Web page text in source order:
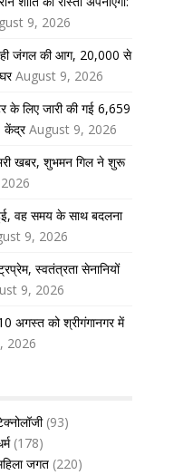
9, 2026
जंगल की आग, 20,000 से
August 9, 2026
के लिए जारी की गई 6,659
केंद्र August 9, 2026
खबर, शुभमन गिल ने शुरू
वह समय के साथ बदलना
9, 2026
स्वतंत्रता सेनानियों
9, 2026
अगस्त को श्रीगंगानगर में
2026
(93)
(178)
जगत (220)